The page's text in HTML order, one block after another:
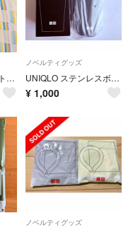
ユニクロ メッシュトートバッグ 保冷ポーチ 黄色 新品
ノベルティグッズ
UNIQLO ステンレスボトル 黒
¥ 1,000
ノベルティグッズ